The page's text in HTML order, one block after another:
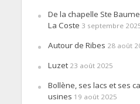
De la chapelle Ste
La Coste 3 septembre
Autour de Ribes 28 août
Luzet 23 août 2025
Bollène, ses lacs et ses
usines 19 août 2025